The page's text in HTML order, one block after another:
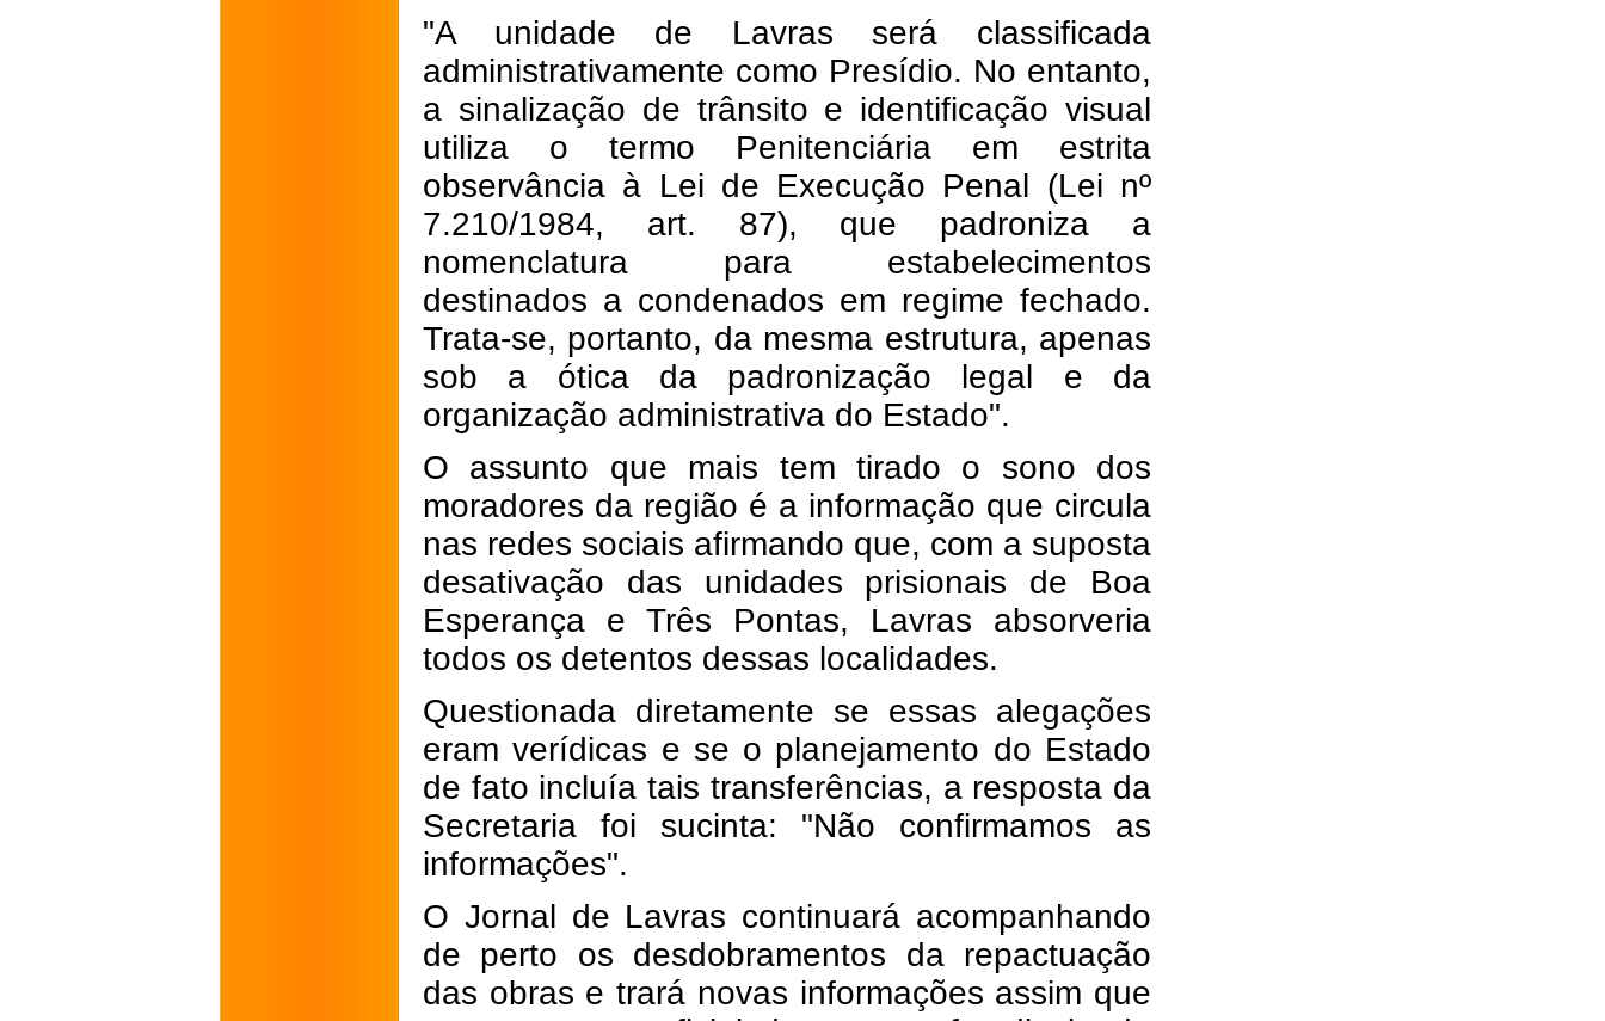
"A unidade de Lavras será classificada
administrativamente como Presídio. No entanto,
a sinalização de trânsito e identificação visual
utiliza o termo Penitenciária em estrita
observância à Lei de Execução Penal (Lei nº
7.210/1984, art. 87), que padroniza a
nomenclatura para estabelecimentos
destinados a condenados em regime fechado.
Trata-se, portanto, da mesma estrutura, apenas
sob a ótica da padronização legal e da
organização administrativa do Estado".
O assunto que mais tem tirado o sono dos
moradores da região é a informação que circula
nas redes sociais afirmando que, com a suposta
desativação das unidades prisionais de Boa
Esperança e Três Pontas, Lavras absorveria
todos os detentos dessas localidades.
Questionada diretamente se essas alegações
eram verídicas e se o planejamento do Estado
de fato incluía tais transferências, a resposta da
Secretaria foi sucinta: "Não confirmamos as
informações".
O Jornal de Lavras continuará acompanhando
de perto os desdobramentos da repactuação
das obras e trará novas informações assim que